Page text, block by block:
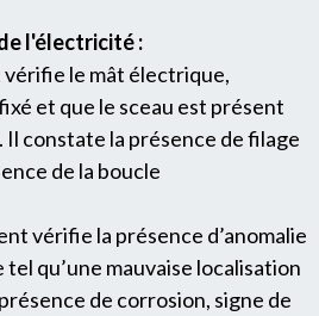
l'électricité :
vérifie le mât électrique,
et que le sceau est présent
constate la présence de filage
de la boucle
vérifie la présence d’anomalie
qu’une mauvaise localisation
de corrosion, signe de